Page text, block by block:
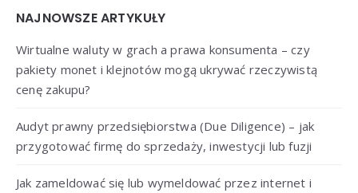
Widgets
NAJNOWSZE ARTYKUŁY
Wirtualne waluty w grach a prawa konsumenta – czy
pakiety monet i klejnotów mogą ukrywać rzeczywistą
cenę zakupu?
Audyt prawny przedsiębiorstwa (Due Diligence) – jak
przygotować firmę do sprzedaży, inwestycji lub fuzji
Jak zameldować się lub wymeldować przez internet i